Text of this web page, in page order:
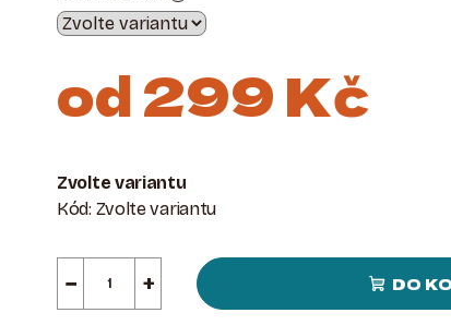
od299 Kč
cena:
Zvolte variantu
Kód: Zvolte variantu
+
− DO